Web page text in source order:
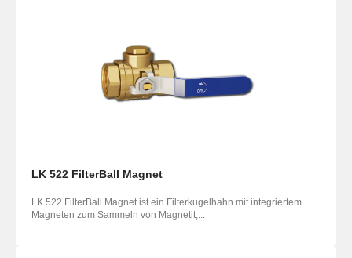
LK 522 FilterBall Magnet
LK 522 FilterBall Magnet ist ein Filterkugelhahn mit integriertem
Magneten zum Sammeln von Magnetit,...